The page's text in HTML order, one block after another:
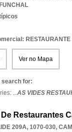
RESTAURANTE
Ver no Mapa
search for:
...AS VIDES
Restaurantes
209A, 1070-030,